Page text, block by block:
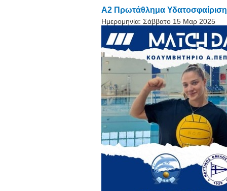
Α2 Πρωτάθλημα
Ημερομηνία: Σάββατο 15 Μαρ 2025